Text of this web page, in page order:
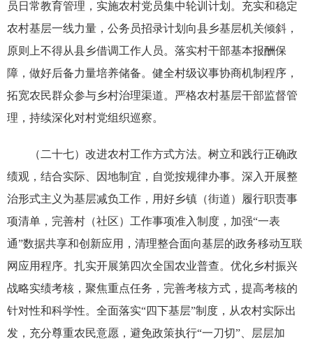
员日常教育管理，实施农村党员集中轮训计划。充实和稳定
农村基层一线力量，公务员招录计划向县乡基层机关倾斜，
原则上不得从县乡借调工作人员。落实村干部基本报酬保
障，做好后备力量培养储备。健全村级议事协商机制程序，
拓宽农民群众参与乡村治理渠道。严格农村基层干部监督管
理，持续深化对村党组织巡察。
（二十七）改进农村工作方式方法。树立和践行正确政
绩观，结合实际、因地制宜，自觉按规律办事。深入开展整
治形式主义为基层减负工作，用好乡镇（街道）履行职责事
项清单，完善村（社区）工作事项准入制度，加强“一表
通”数据共享和创新应用，清理整合面向基层的政务移动互联
网应用程序。扎实开展第四次全国农业普查。优化乡村振兴
战略实绩考核，聚焦重点任务，完善考核方式，提高考核的
针对性和科学性。全面落实“四下基层”制度，从农村实际出
发，充分尊重农民意愿，避免政策执行“一刀切”、层层加